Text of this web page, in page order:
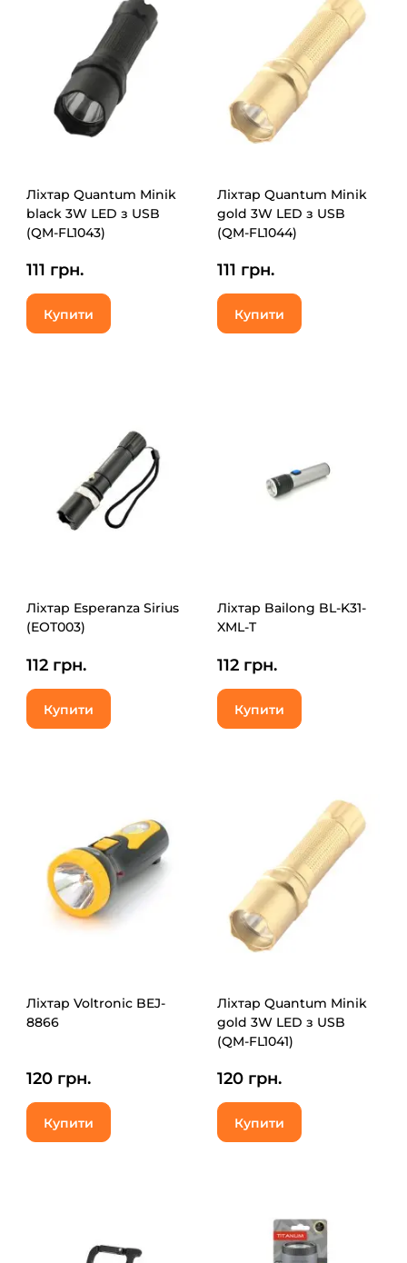
Ліхтар Quantum Minik
black 3W LED з USB
(QM-FL1043)
111 грн.
Купити
Ліхтар Quantum Minik
gold 3W LED з USB
(QM-FL1044)
111 грн.
Купити
Ліхтар Esperanza Sirius
(EOT003)
112 грн.
Купити
Ліхтар Bailong BL-K31-
XML-T
112 грн.
Купити
Ліхтар Voltronic BEJ-
8866
120 грн.
Купити
Ліхтар Quantum Minik
gold 3W LED з USB
(QM-FL1041)
120 грн.
Купити